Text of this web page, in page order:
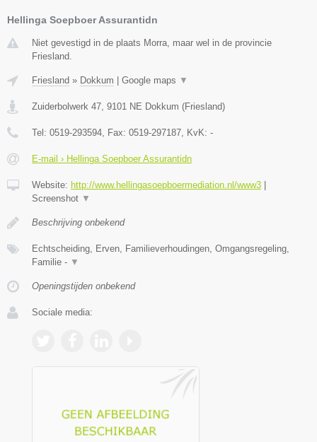
Hellinga Soepboer Assurantidn
Niet gevestigd in de plaats Morra, maar wel in de provincie
Friesland.
Friesland » Dokkum Google maps ▼
Zuiderbolwerk 47, 9101 NE Dokkum (Friesland)
Tel: 0519-293594, Fax: 0519-297187, KvK: -
E-mail › Hellinga Soepboer Assurantidn
Website: http://www.hellingasoepboermediation.nl/www3
Screenshot ▼
Beschrijving onbekend
Echtscheiding, Erven, Familieverhoudingen, Omgangsregeling,
Familie - ▼
Openingstijden onbekend
Sociale media: